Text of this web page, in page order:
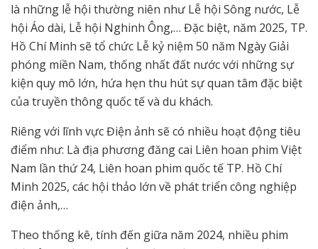
là những lễ hội thường niên như Lễ hội Sông nước, Lễ
hội Áo dài, Lễ hội Nghinh Ông,… Đặc biệt, năm 2025, TP.
Hồ Chí Minh sẽ tổ chức Lễ kỷ niệm 50 năm Ngày Giải
phóng miền Nam, thống nhất đất nước với những sự
kiện quy mô lớn, hứa hẹn thu hút sự quan tâm đặc biệt
của truyền thông quốc tế và du khách.
Riêng với lĩnh vực Điện ảnh sẽ có nhiều hoạt động tiêu
điểm như: Là địa phương đăng cai Liên hoan phim Việt
Nam lần thứ 24, Liên hoan phim quốc tế TP. Hồ Chí
Minh 2025, các hội thảo lớn về phát triển công nghiệp
điện ảnh,…
Theo thống kê, tính đến giữa năm 2024, nhiều phim